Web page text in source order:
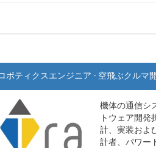
ボティクスエンジニア - 空飛ぶクルマ
機体の通信シ
トウェア開
計、実装およ
計者、パワー